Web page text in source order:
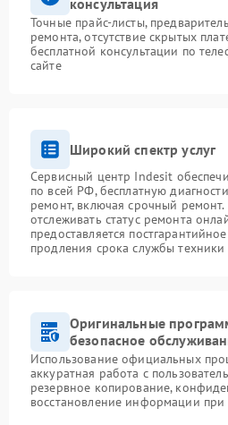
консультация
Точные прайс-листы,
ремонта, отсутствие скрытых
бесплатной консультации по
сайте
Широкий спектр услуг
Сервисный центр Indesit
по всей РФ, бесплатную
ремонт, включая срочный
отслеживать статус ремонта
предоставляется
продления срока службы техники
Оригинальные
безопасное
Использование официальных
аккуратная работа с
резервное копирование,
восстановление информации